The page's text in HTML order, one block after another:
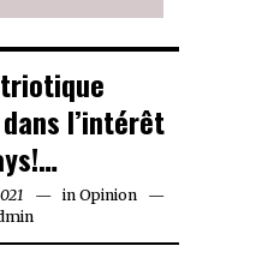
l’intérêt
March
22,
in Opinion